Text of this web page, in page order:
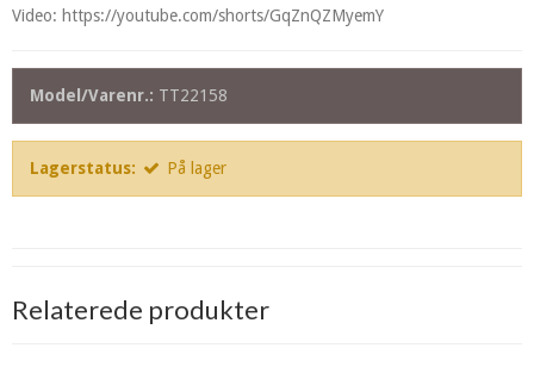
Video: https://youtube.com/shorts/GqZnQZMyemY
Model/Varenr.: TT22158
Lagerstatus: På lager
Relaterede produkter